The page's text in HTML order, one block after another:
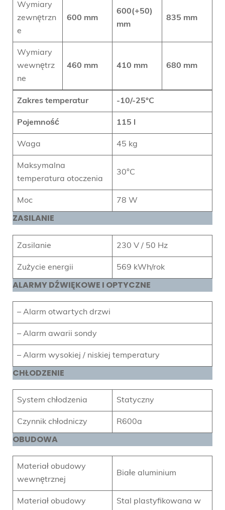
Wymiary
zewnętrzn
e
600 mm
600(+50)
mm
835 mm
Wymiary
wewnętrz
ne
460 mm 410 mm 680 mm
Zakres temperatur -10/-25°C
Pojemność 115 l
Waga 45 kg
Maksymalna
temperatura otoczenia
30°C
Moc 78 W
ZASILANIE
Zasilanie 230 V / 50 Hz
Zużycie energii 569 kWh/rok
ALARMY DŹWIĘKOWE I OPTYCZNE
– Alarm otwartych drzwi
– Alarm awarii sondy
– Alarm wysokiej / niskiej temperatury
CHŁODZENIE
System chłodzenia Statyczny
Czynnik chłodniczy R600a
OBUDOWA
Materiał obudowy
wewnętrznej
Białe aluminium
Materiał obudowy
Stal plastyfikowana w